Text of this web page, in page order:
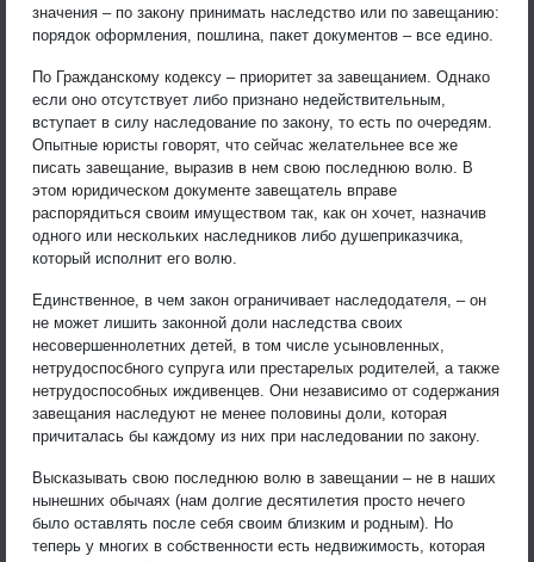
значения – по закону принимать наследство или по завещанию:
порядок оформления, пошлина, пакет документов – все едино.
По Гражданскому кодексу – приоритет за завещанием. Однако
если оно отсутствует либо признано недействительным,
вступает в силу наследование по закону, то есть по очередям.
Опытные юристы говорят, что сейчас желательнее все же
писать завещание, выразив в нем свою последнюю волю. В
этом юридическом документе завещатель вправе
распорядиться своим имуществом так, как он хочет, назначив
одного или нескольких наследников либо душеприказчика,
который исполнит его волю.
Единственное, в чем закон ограничивает наследодателя, – он
не может лишить законной доли наследства своих
несовершеннолетних детей, в том числе усыновленных,
нетрудоспосбного супруга или престарелых родителей, а также
нетрудоспособных иждивенцев. Они независимо от содержания
завещания наследуют не менее половины доли, которая
причиталась бы каждому из них при наследовании по закону.
Высказывать свою последнюю волю в завещании – не в наших
нынешних обычаях (нам долгие десятилетия просто нечего
было оставлять после себя своим близким и родным). Но
теперь у многих в собственности есть недвижимость, которая